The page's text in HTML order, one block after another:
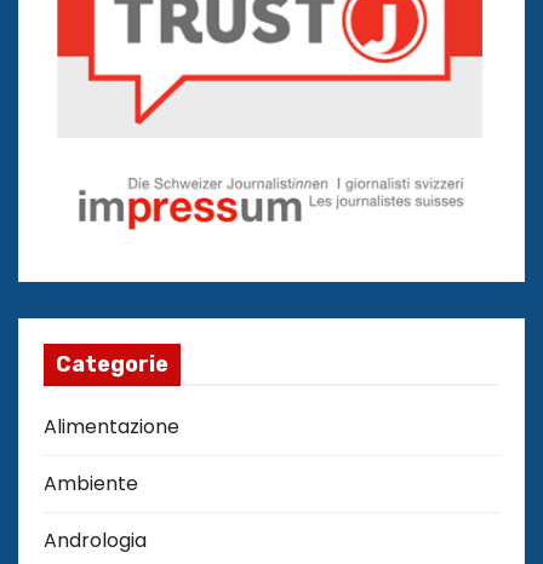
Categorie
Alimentazione
Ambiente
Andrologia